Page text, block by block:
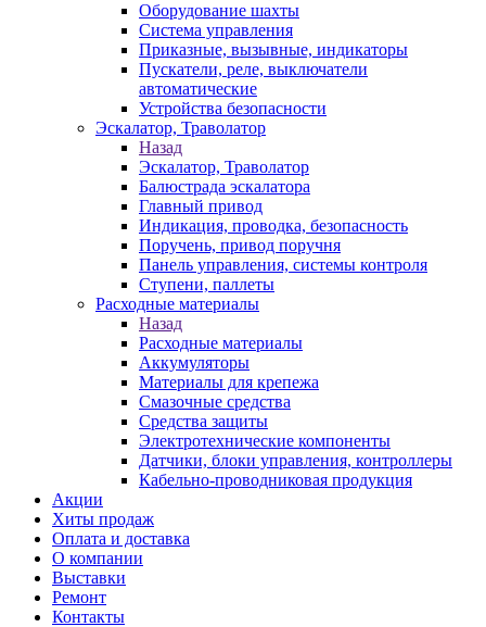
Оборудование шахты
Система управления
Приказные, вызывные, индикаторы
Пускатели, реле, выключатели
автоматические
Устройства безопасности
Эскалатор, Траволатор
Назад
Эскалатор, Траволатор
Балюстрада эскалатора
Главный привод
Индикация, проводка, безопасность
Поручень, привод поручня
Панель управления, системы контроля
Ступени, паллеты
Расходные материалы
Назад
Расходные материалы
Аккумуляторы
Материалы для крепежа
Смазочные средства
Средства защиты
Электротехнические компоненты
Датчики, блоки управления, контроллеры
Кабельно-проводниковая продукция
Акции
Хиты продаж
Оплата и доставка
О компании
Выставки
Ремонт
Контакты